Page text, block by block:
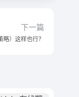
下一篇
）这样也行？